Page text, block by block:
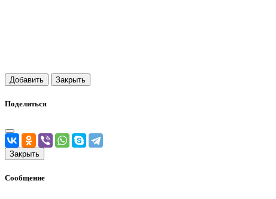
Добавить Закрыть
Поделиться
Закрыть
Сообщение